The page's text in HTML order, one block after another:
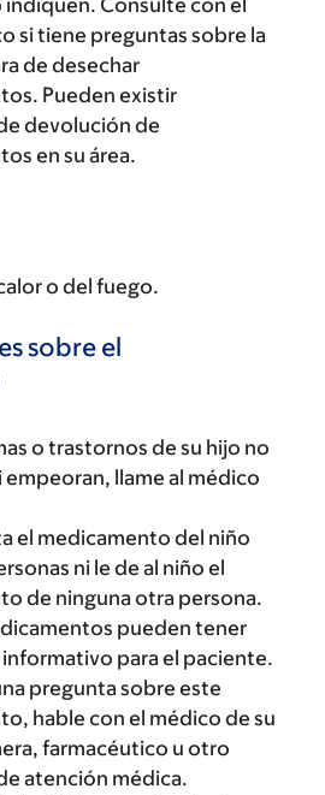
indiquen. Consulte con el
si tiene preguntas sobre la
de desechar
Pueden existir
devolución de
en su área.
o del fuego.
sobre el
o trastornos de su hijo no
empeoran, llame al médico
el medicamento del niño
ni le de al niño el
de ninguna otra persona.
pueden tener
para el paciente.
pregunta sobre este
hable con el médico de su
farmacéutico u otro
atención médica.